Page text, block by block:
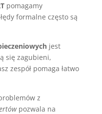
pomagamy
formalne często są
jest
się zagubieni,
zespół pomaga łatwo
z
pozwala na